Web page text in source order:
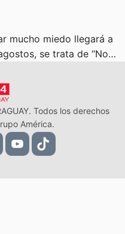
mucho miedo llegará a
se trata de “No…
Todos los derechos
América.